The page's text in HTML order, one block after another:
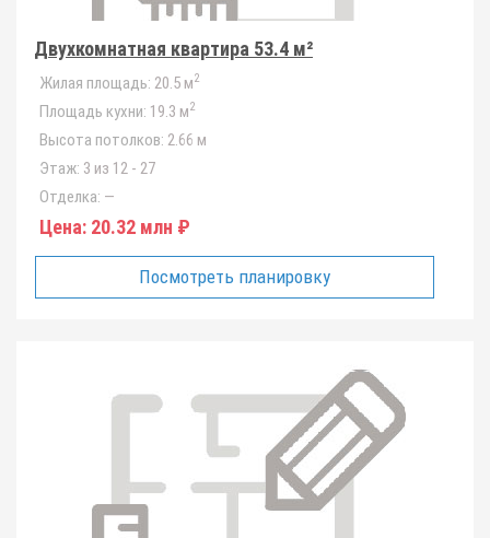
Двухкомнатная квартира 53.4 м²
Жилая площадь: 20.5 м2
Площадь кухни: 19.3 м2
Высота потолков: 2.66 м
Этаж: 3 из 12 - 27
Отделка: —
Цена: 20.32 млн ₽
Посмотреть планировку